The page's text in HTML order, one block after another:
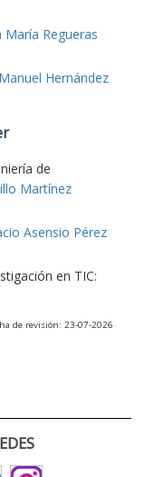
María Regueras
Hernández
de
Martínez
Asensio Pérez
en TIC:
de revisión: 23-07-2026